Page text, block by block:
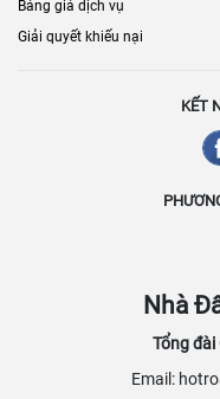
Bảng giá dịch vụ
Giải quyết khiếu nại
KẾT
Nhà
Tổng đài
Email: